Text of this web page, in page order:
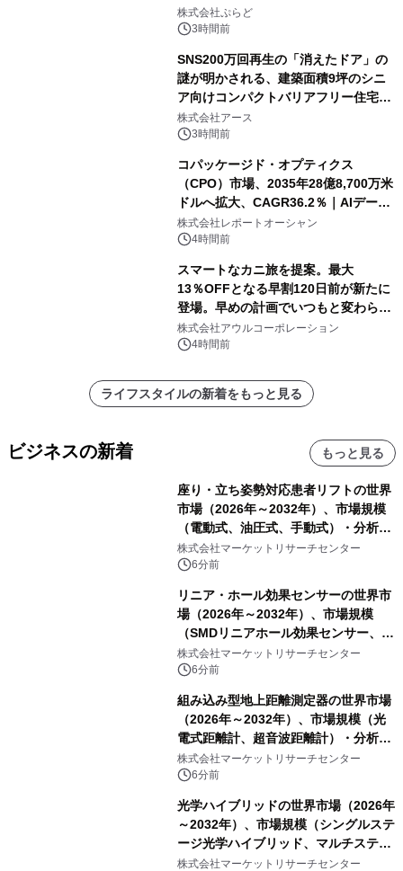
株式会社ぷらど
3時間前
SNS200万回再生の「消えたドア」の
謎が明かされる、建築面積9坪のシニ
ア向けコンパクトバリアフリー住宅が
誕生
株式会社アース
3時間前
コパッケージド・オプティクス
（CPO）市場、2035年28億8,700万米
ドルへ拡大、CAGR36.2％｜AIデータ
センター・高速光通信需要が成長を加
速
株式会社レポートオーシャン
4時間前
スマートなカニ旅を提案。最大
13％OFFとなる早割120日前が新たに
登場。早めの計画でいつもと変わらぬ
大人の冬旅を。ー夕日ヶ浦温泉「佳松
苑 別邸ふうか」ー
株式会社アウルコーポレーション
4時間前
ライフスタイルの新着をもっと見る
ビジネスの新着 もっと見る
座り・立ち姿勢対応患者リフトの世界
市場（2026年～2032年）、市場規模
（電動式、油圧式、手動式）・分析レ
ポートを発表
株式会社マーケットリサーチセンター
6分前
リニア・ホール効果センサーの世界市
場（2026年～2032年）、市場規模
（SMDリニアホール効果センサー、
THTリニアホール効果センサー）・分
析レポートを発表
株式会社マーケットリサーチセンター
6分前
組み込み型地上距離測定器の世界市場
（2026年～2032年）、市場規模（光
電式距離計、超音波距離計）・分析レ
ポートを発表
株式会社マーケットリサーチセンター
6分前
光学ハイブリッドの世界市場（2026年
～2032年）、市場規模（シングルステ
ージ光学ハイブリッド、マルチステー
ジ光学ハイブリッド）・分析レポート
株式会社マーケットリサーチセンター